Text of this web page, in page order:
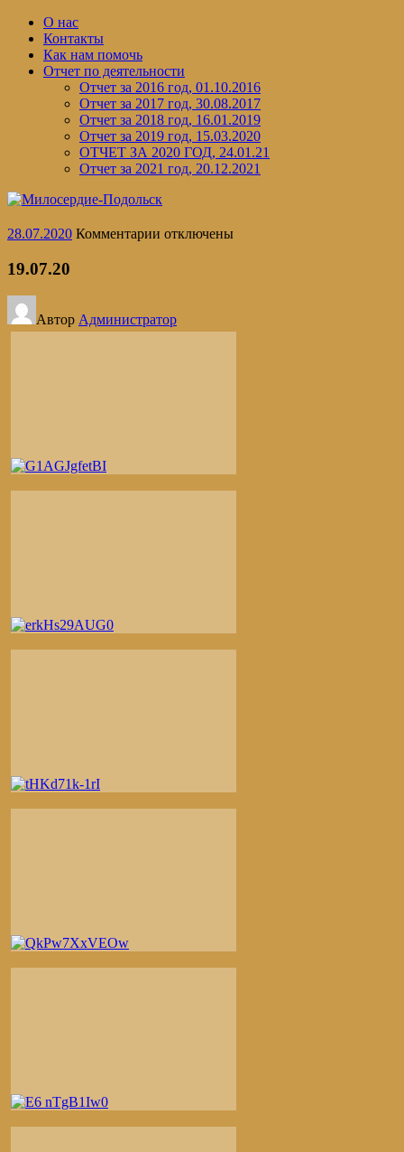
Перейти
содержимому
О нас
Контакты
Как нам помочь
Отчет по деятельности
Отчет за 2016 год, 01.10.2016
Отчет за 2017 год, 30.08.2017
Отчет за 2018 год, 16.01.2019
Отчет за 2019 год, 15.03.2020
ОТЧЕТ ЗА 2020 ГОД, 24.01.21
Отчет за 2021 год, 20.12.2021
28.07.2020 Комментарии котключены
19.07.20
Автор Администратор